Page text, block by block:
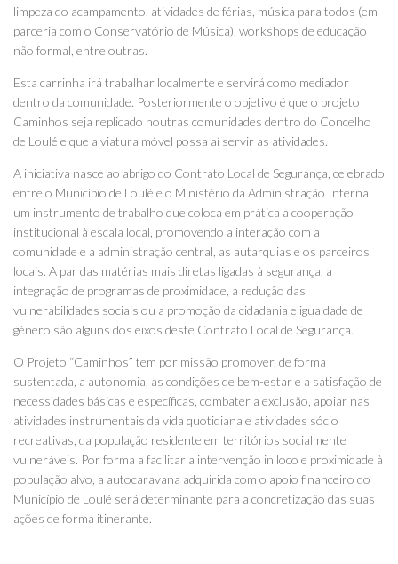
limpeza do acampamento, atividades de férias, música para todos (em
parceria com o Conservatório de Música), workshops de educação
não formal, entre outras.
Esta carrinha irá trabalhar localmente e servirá como mediador
dentro da comunidade. Posteriormente o objetivo é que o projeto
Caminhos seja replicado noutras comunidades dentro do Concelho
de Loulé e que a viatura móvel possa aí servir as atividades.
A iniciativa nasce ao abrigo do Contrato Local de Segurança, celebrado
entre o Município de Loulé e o Ministério da Administração Interna,
um instrumento de trabalho que coloca em prática a cooperação
institucional à escala local, promovendo a interação com a
comunidade e a administração central, as autarquias e os parceiros
locais. A par das matérias mais diretas ligadas à segurança, a
integração de programas de proximidade, a redução das
vulnerabilidades sociais ou a promoção da cidadania e igualdade de
género são alguns dos eixos deste Contrato Local de Segurança.
O Projeto “Caminhos” tem por missão promover, de forma
sustentada, a autonomia, as condições de bem-estar e a satisfação de
necessidades básicas e específicas, combater a exclusão, apoiar nas
atividades instrumentais da vida quotidiana e atividades sócio
recreativas, da população residente em territórios socialmente
vulneráveis. Por forma a facilitar a intervenção in loco e proximidade à
população alvo, a autocaravana adquirida com o apoio financeiro do
Município de Loulé será determinante para a concretização das suas
ações de forma itinerante.